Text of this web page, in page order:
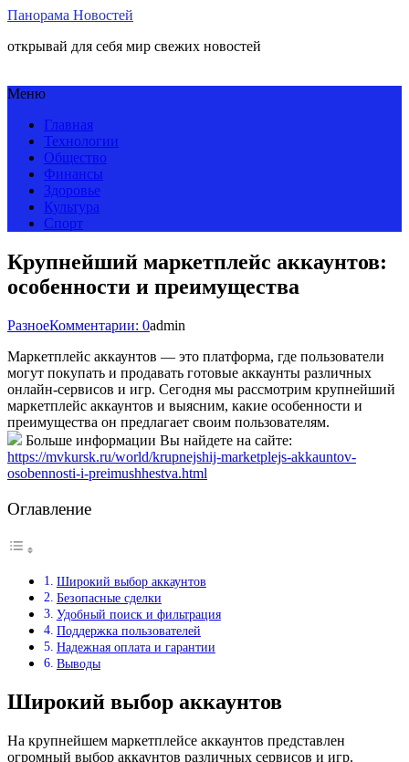
Панорама Новостей
открывай для себя мир свежих новостей
Меню
Главная
Технологии
Общество
Финансы
Здоровье
Культура
Спорт
Крупнейший маркетплейс аккаунтов:
особенности и преимущества
РазноеКомментарии: 0admin
Маркетплейс аккаунтов — это платформа, где пользователи
могут покупать и продавать готовые аккаунты различных
онлайн-сервисов и игр. Сегодня мы рассмотрим крупнейший
маркетплейс аккаунтов и выясним, какие особенности и
преимущества он предлагает своим пользователям.
Больше информации Вы найдете на сайте:
https://mvkursk.ru/world/krupnejshij-marketplejs-akkauntov-
osobennosti-i-preimushhestva.html
Оглавление
Широкий выбор аккаунтов
Безопасные сделки
Удобный поиск и фильтрация
Поддержка пользователей
Надежная оплата и гарантии
Выводы
Широкий выбор аккаунтов
На крупнейшем маркетплейсе аккаунтов представлен
огромный выбор аккаунтов различных сервисов и игр.